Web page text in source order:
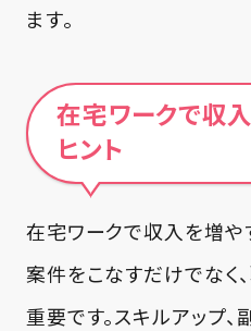
ます。
在宅ワークで収
ヒント
在宅ワークで収入を増や
案件をこなすだけでなく
重要です。スキルアップ